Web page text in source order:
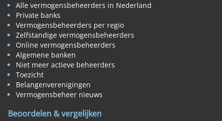
Alle vermogensbeheerders in Nederland
Private banks
Vermogensbeheerders per regio
Zelfstandige vermogensbeheerders
Online vermogensbeheerders
Algemene banken
Niet meer actieve beheerders
Toezicht
Belangenverenigingen
Vermogensbeheer nieuws
Beoordelen & vergelijken